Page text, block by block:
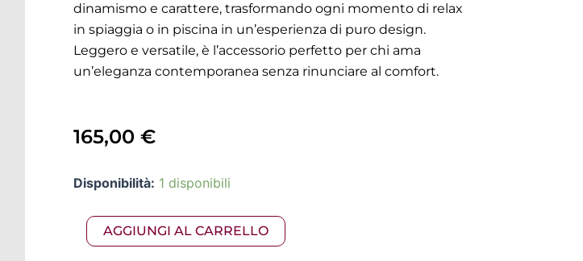
dinamismo e carattere, trasformando ogni momento di relax
in spiaggia o in piscina in un’esperienza di puro design.
Leggero e versatile, è l’accessorio perfetto per chi ama
un’eleganza contemporanea senza rinunciare al comfort.
165,00 €
Disponibilità: 1 disponibili
MISSONI
mare
140x180
AGGIUNGI AL CARRELLO